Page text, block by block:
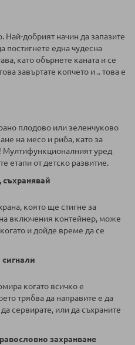
Най-добрият начин да запазите
постигнете една чудесна
като обърнете каната и се
завъртате копчето и .. това е
плодово или зеленчуково
на месо и риба, като за
Мултифункционалният уред
етапи от детско развитие.
съхранявай
която ще стигне за
включения контейнер, може
и дойде време да се
когато всичко е
трябва да направите е да
сервирате, или да съхраните
захранване